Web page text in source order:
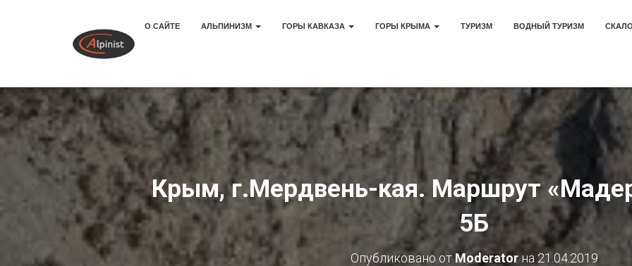
О САЙТЕ АЛЬПИНИЗМ ГОРЫ КАВКАЗА ГОРЫ КРЫМА ТУРИЗМ ВОДНЫЙ ТУРИЗМ
Крым, г.Мердвень-кая. Маршрут
5Б
Опубликовано отModeratorна 21.04.2019